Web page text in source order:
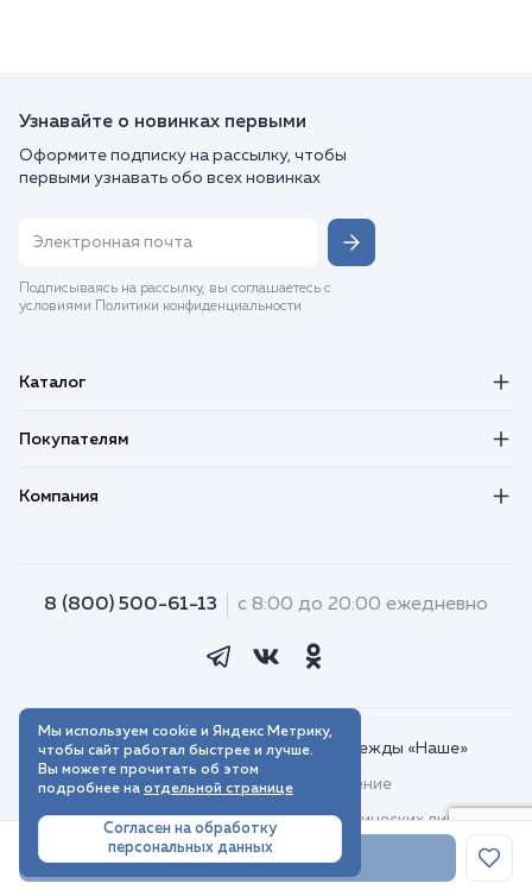
В корзину
Узнавайте о новинках первыми
Оформите подписку на рассылку, чтобы
первыми узнавать обо всех новинках
Подписываясь на рассылку, вы соглашаетесь с
условиями Политики конфиденциальности
Каталог
Покупателям
Компания
8 (800) 500-61-13 с 8:00 до 20:00 ежедневно
© 2018–2026. Интернет-магазин одежды «Наше»
Пользовательское соглашение
Договор присоединения для юридических лиц
Политика обработки персональных данных
Мы используем cookie и Яндекс Метрику,
чтобы сайт работал быстрее и лучше.
Вы можете прочитать об этом
подробнее на отдельной странице
Согласен на обработку
персональных данных